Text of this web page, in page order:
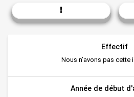
Effectif
Nous n’avons pas cette
Année de début